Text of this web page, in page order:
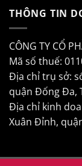
THÔNG TIN
CÔNG TY CỔ
Mã số thuế:
Địa chỉ trụ sở:
quận Đống Đa,
Địa chỉ kinh
Xuân Đỉnh,